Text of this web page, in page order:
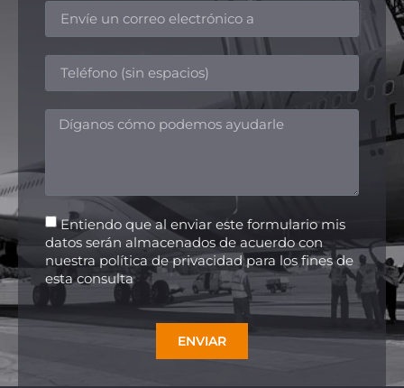
Entiendo que al enviar este formulario mis
datos serán almacenados de acuerdo con
nuestra política de privacidad para los fines de
esta consulta
ENVIAR